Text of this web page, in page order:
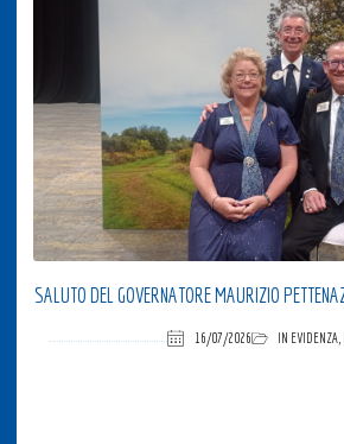
SALUTO DEL GOVERNATORE MAURIZIO
16/07/2026 IN EVIDENZA